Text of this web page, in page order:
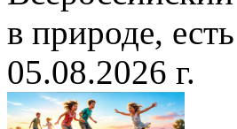
в природе,
05.08.2026 г.